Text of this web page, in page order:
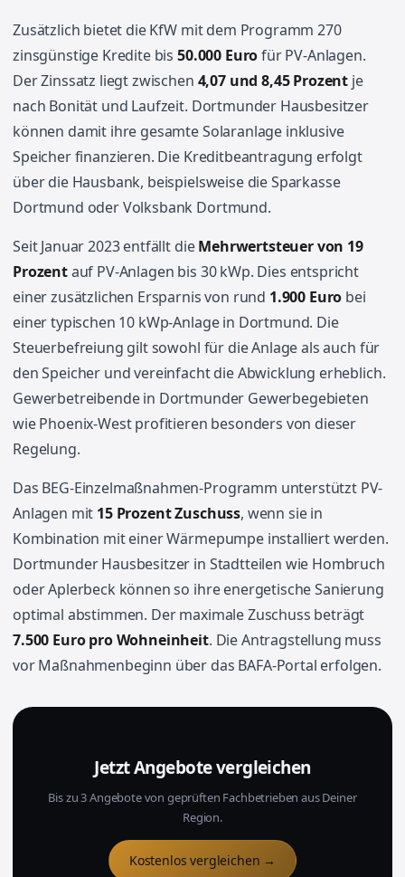
Zusätzlich bietet die KfW mit dem Programm 270
zinsgünstige Kredite bis 50.000 Eurofür PV-Anlagen.
Der Zinssatz liegt zwischen 4,07 und 8,45 Prozent je
nach Bonität und Laufzeit. Dortmunder Hausbesitzer
können damit ihre gesamte Solaranlage inklusive
Speicher finanzieren. Die Kreditbeantragung erfolgt
über die Hausbank, beispielsweise die Sparkasse
Dortmund oder Volksbank Dortmund.
Seit Januar 2023 entfällt dieMehrwertsteuer von 19
Prozentauf PV-Anlagen bis 30 kWp. Dies entspricht
einer zusätzlichen Ersparnis von rund 1.900 Euro bei
einer typischen 10 kWp-Anlage in Dortmund. Die
Steuerbefreiung gilt sowohl für die Anlage als auch für
den Speicher und vereinfacht die Abwicklung erheblich.
Gewerbetreibende in Dortmunder Gewerbegebieten
wie Phoenix-West profitieren besonders von dieser
Regelung.
Das BEG-Einzelmaßnahmen-Programm unterstützt PV-
Anlagen mit 15 Prozent Zuschuss, wenn sie in
Kombination mit einer Wärmepumpe installiert werden.
Dortmunder Hausbesitzer in Stadtteilen wie Hombruch
oder Aplerbeck können so ihre energetische Sanierung
optimal abstimmen. Der maximale Zuschuss beträgt
7.500 Euro pro Wohneinheit. Die Antragstellung muss
vor Maßnahmenbeginn über das BAFA-Portal erfolgen.
Jetzt Angebote vergleichen
Bis zu 3 Angebote von geprüften Fachbetrieben aus Deiner
Region.
Kostenlos vergleichen →